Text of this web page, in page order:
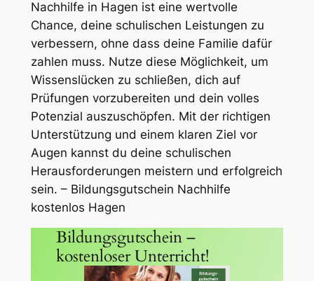
Nachhilfe in Hagen ist eine wertvolle
Chance, deine schulischen Leistungen zu
verbessern, ohne dass deine Familie dafür
zahlen muss. Nutze diese Möglichkeit, um
Wissenslücken zu schließen, dich auf
Prüfungen vorzubereiten und dein volles
Potenzial auszuschöpfen. Mit der richtigen
Unterstützung und einem klaren Ziel vor
Augen kannst du deine schulischen
Herausforderungen meistern und erfolgreich
sein. – Bildungsgutschein Nachhilfe
kostenlos Hagen
Bildungsgutschein –
kostenloser Unterricht!